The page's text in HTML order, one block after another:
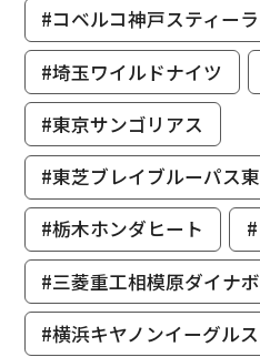
#コベルコ神戸スティー
#埼玉ワイルドナイツ
#東京サンゴリアス
#東芝ブレイブルーパス
#栃木ホンダヒート
#三菱重工相模原ダイナ
#横浜キヤノンイーグルス